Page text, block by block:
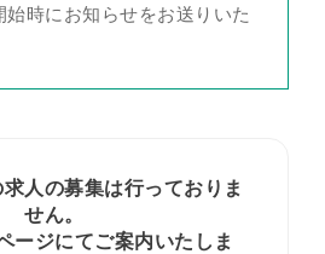
始時にお知らせをお送りいた
人の募集は行っておりま
せん。
ージにてご案内いたしま